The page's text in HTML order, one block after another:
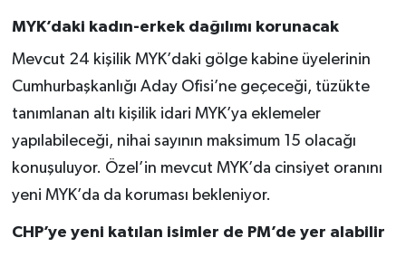
MYK’daki kadın-erkek dağılımı korunacak
Mevcut 24 kişilik MYK’daki gölge kabine üyelerinin
Cumhurbaşkanlığı Aday Ofisi’ne geçeceği, tüzükte
tanımlanan altı kişilik idari MYK’ya eklemeler
yapılabileceği, nihai sayının maksimum 15 olacağı
konuşuluyor. Özel’in mevcut MYK’da cinsiyet oranını
yeni MYK’da da koruması bekleniyor.
CHP’ye yeni katılan isimler de PM’de yer alabilir